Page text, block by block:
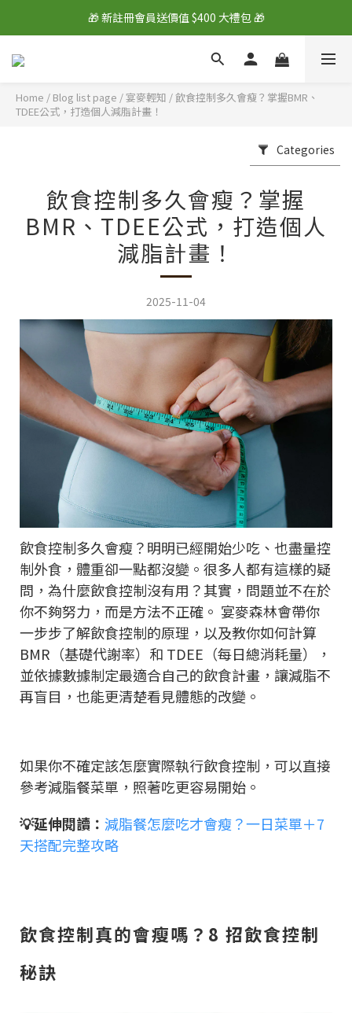
🎁 新註冊會員送價值 $400 大禮包 🎁
🎁 新註冊會員送價值 $400 大禮包 🎁
💰 綁定LINE好友再拿 $100 購物金 💰
Home / Blog list page /宴麥輕知 /飲食控制多久會瘦？掌握BMR、
TDEE公式，打造個人減脂計畫！
Categories
飲食控制多久會瘦？掌握
BMR、TDEE公式，打造個人
減脂計畫！
2025-11-04
飲食控制多久會瘦？明明已經開始少吃、也盡量控
制外食，體重卻一點都沒變。很多人都有這樣的疑
問，為什麼飲食控制沒有用？其實，問題並不在於
你不夠努力，而是方法不正確。 宴麥森林會帶你
一步步了解飲食控制的原理，以及教你如何計算
BMR（基礎代謝率）和 TDEE（每日總消耗量），
並依據數據制定最適合自己的飲食計畫，讓減脂不
再盲目，也能更清楚看見體態的改變。
如果你不確定該怎麼實際執行飲食控制，可以直接
參考減脂餐菜單，照著吃更容易開始。
💡延伸閱讀： 減脂餐怎麼吃才會瘦？一日菜單＋7
天搭配完整攻略
飲食控制真的會瘦嗎？8 招飲食控制
秘訣